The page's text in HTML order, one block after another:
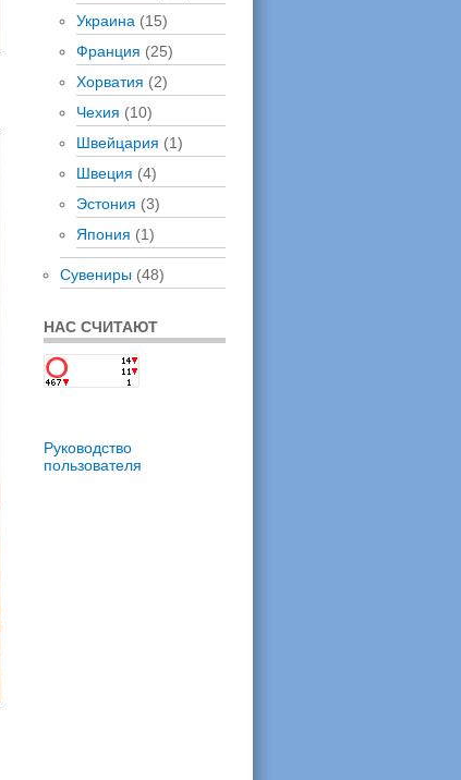
Украина (15)
Франция (25)
Хорватия (2)
Чехия (10)
Швейцария (1)
Швеция (4)
Эстония (3)
Япония (1)
Сувениры (48)
НАС СЧИТАЮТ
Руководство
пользователя